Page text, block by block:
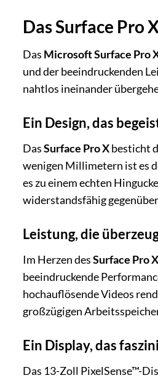
Das Surface Pro
Das Microsoft Surface Pro
und der beeindruckenden
nahtlos ineinander
Ein Design, das
DasSurface Pro Xbesticht
wenigen Millimetern ist es
es zu einem echten
widerstandsfähig
Leistung, die
Im Herzen desSurface Pro X
beeindruckende
hochauflösende Videos
großzügigen
Ein Display, das
Das 13-Zoll PixelSense™-